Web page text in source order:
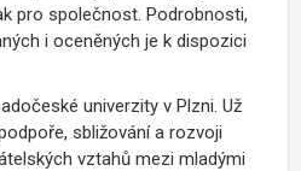
pro společnost. Podrobnosti,
i oceněných je k dispozici
univerzity v Plzni. Už
sbližování a rozvoji
vztahů mezi mladými